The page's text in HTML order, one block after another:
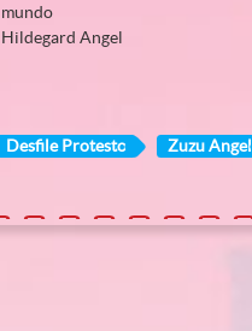
mundo
Hildegard Angel
Desfile Protesto Zuzu Angel